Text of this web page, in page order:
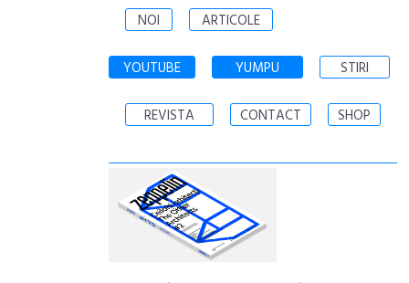
NOI ARTICOLE
YOUTUBE YUMPU STIRI
REVISTA CONTACT SHOP